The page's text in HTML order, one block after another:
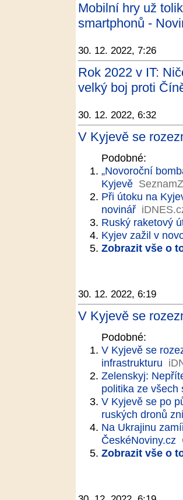
Mobilní hry už
smartphonů -
30. 12. 2022, 7:26
Rok 2022 v IT:
velký boj proti
30. 12. 2022, 6:32
V Kyjevě se
Podobné:
„Novoroční
Kyjevě
Při útoku na
novinář
Ruský raketový
Kyjev zažil v
Zobrazit vše o
30. 12. 2022, 6:19
V Kyjevě se
Podobné:
V Kyjevě se
infrastrukturu
Zelenskyj:
politika ze všech
V Kyjevě se po
ruských dronů
Na Ukrajinu
ČeskéNoviny.cz
Zobrazit vše o